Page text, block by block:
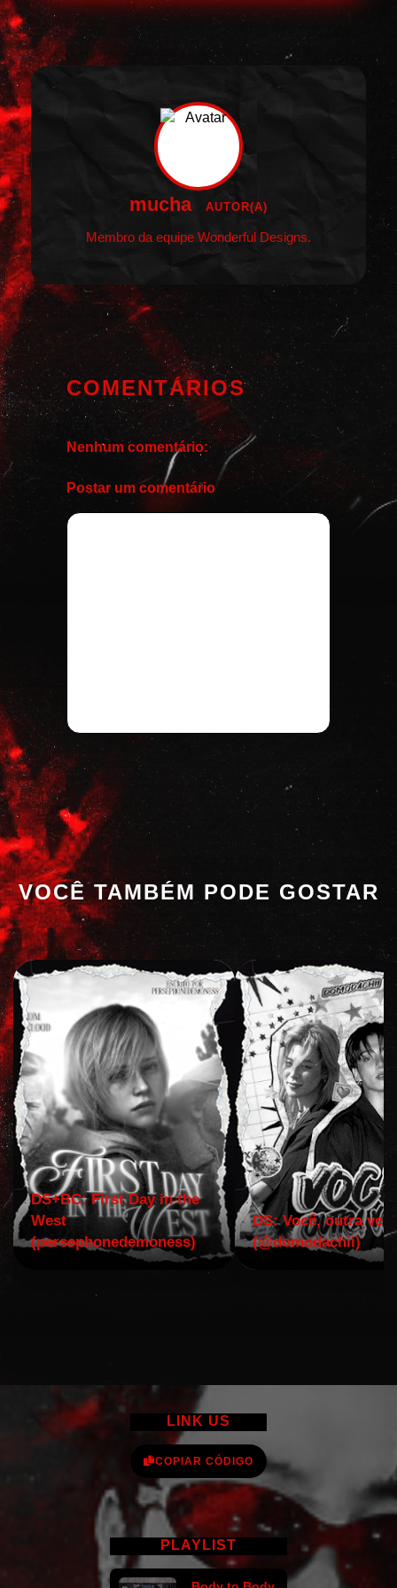
mucha AUTOR(A)
Membro da equipe Wonderful Designs.
COMENTÁRIOS
Nenhum comentário:
Postar um comentário
VOCÊ TAMBÉM PODE GOSTAR
DS+BC: First Day in the
West
(persephonedemoness)
DS: Você, outra vez!
(@domodachii)
LINK US
COPIAR CÓDIGO
PLAYLIST